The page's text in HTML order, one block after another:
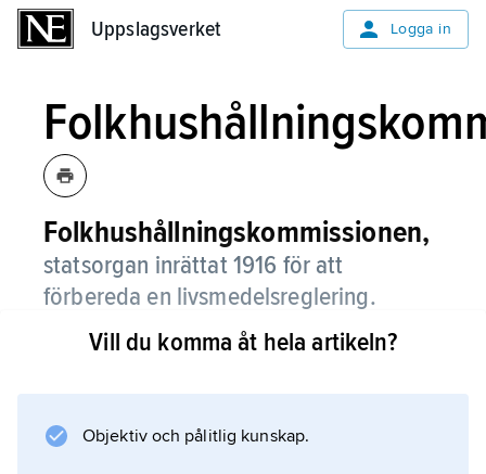
Uppslagsverket Logga in
Folkhushållningskommissionen,
statsorgan inrättat 1916 för att
förbereda en livsmedelsreglering.
Övriga statliga åtgärder på livsmedelsområdet
Litteraturanvisning
Vill du komma åt hela artikeln?
Objektiv och pålitlig kunskap.